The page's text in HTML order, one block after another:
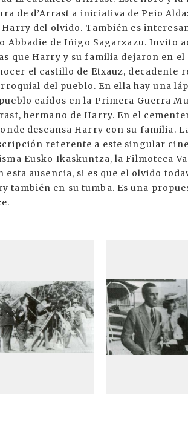
de d’Arrast a iniciativa de Peio
del olvido. También es
de Iñigo Sagarzazu. Invito
que Harry y su familia dejaron en el
el castillo de Etxauz, decadente
del pueblo. En ella hay una
caídos en la Primera Guerra
hermano de Harry. En el
descansa Harry con su familia.
referente a este singular
Eusko Ikaskuntza, la Filmoteca
ausencia, si es que el olvido
también en su tumba. Es una